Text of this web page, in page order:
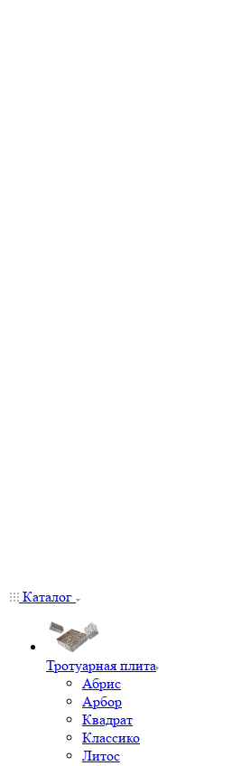
Каталог
Тротуарная плита
Абрис
Арбор
Квадрат
Классико
Литос